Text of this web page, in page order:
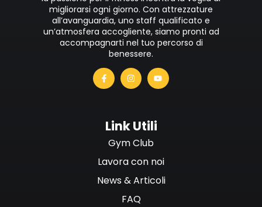
migliorarsi ogni giorno. Con attrezzature
all’avanguardia, uno staff qualificato e
un’atmosfera accogliente, siamo pronti ad
accompagnarti nel tuo percorso di
benessere.
Link Utili
Gym Club
Lavora con noi
News & Articoli
FAQ